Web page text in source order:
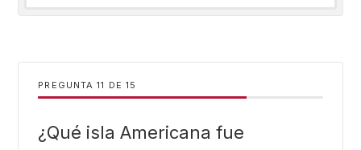
PREGUNTA DE 15
¿Qué isla Americana fue